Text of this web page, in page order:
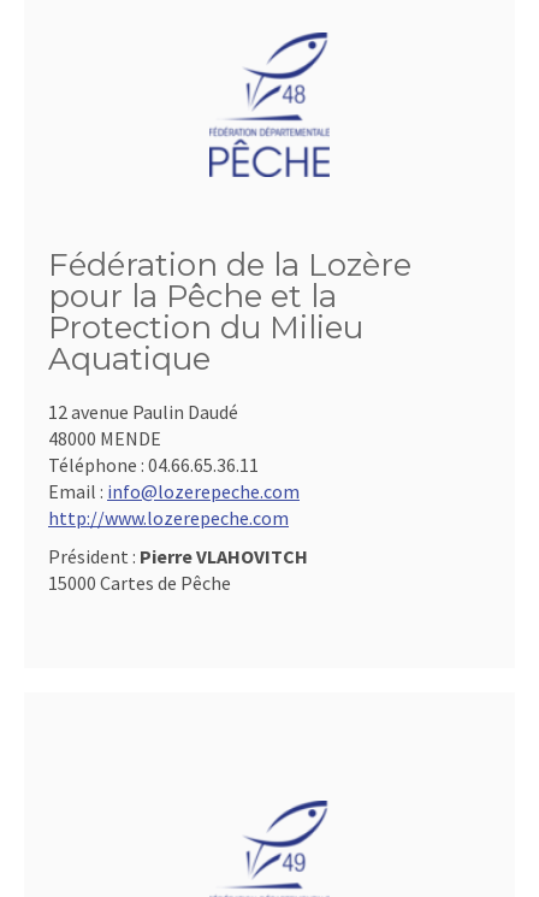
Fédération de la Lozère
pour la Pêche et la
Protection du Milieu
Aquatique
12 avenue Paulin Daudé
48000 MENDE
Téléphone : 04.66.65.36.11
Email : info@lozerepeche.com
http://www.lozerepeche.com
Président : Pierre VLAHOVITCH
15000 Cartes de Pêche